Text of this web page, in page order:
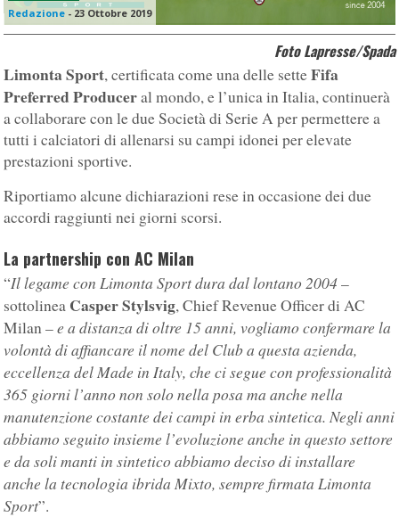
Redazione - 23 Ottobre 2019
Foto Lapresse/Spada
Limonta Sport, certificata come una delle setteFifa
Preferred Produceral mondo, e l’unica in Italia, continuerà
a collaborare con le due Società di Serie A per permettere a
tutti i calciatori di allenarsi su campi idonei per elevate
prestazioni sportive.
Riportiamo alcune dichiarazioni rese in occasione dei due
accordi raggiunti nei giorni scorsi.
La partnership con AC Milan
“Il legame con Limonta Sport dura dal lontano 2004–
sottolinea Casper Stylsvig, Chief Revenue Officer di AC
Milan –e a distanza di oltre 15 anni, vogliamo confermare la
volontà di affiancare il nome del Club a questa azienda,
eccellenza del Made in Italy, che ci segue con professionalità
365 giorni l’anno non solo nella posa ma anche nella
manutenzione costante dei campi in erba sintetica. Negli anni
abbiamo seguito insieme l’evoluzione anche in questo settore
e da soli manti in sintetico abbiamo deciso di installare
anche la tecnologia ibrida Mixto, sempre firmata Limonta
Sport”.